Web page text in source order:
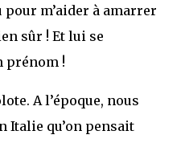
pour m’aider à amarrer
sûr ! Et lui se
prénom !
A l’époque, nous
Italie qu’on pensait